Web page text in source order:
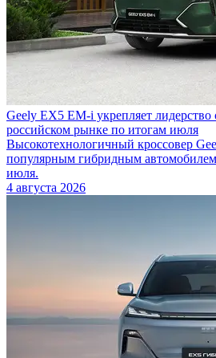
Geely EX5 EM-i укрепляет лидерство
российском рынке по итогам июля
Высокотехнологичный кроссовер
популярным гибридным
июля.
4 августа 2026